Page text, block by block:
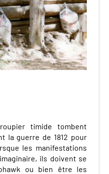
timide tombent
la guerre de 1812 pour
les manifestations
ils doivent se
ou bien être les